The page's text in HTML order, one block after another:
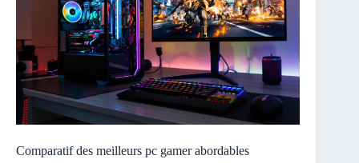
Comparatif des meilleurs pc gamer abordables